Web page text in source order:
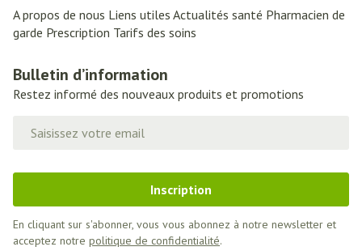
A propos de nous Liens utiles Actualités santé Pharmacien de
garde Prescription Tarifs des soins
Bulletin d’information
Restez informé des nouveaux produits et promotions
Inscription
En cliquant sur s'abonner, vous vous abonnez à notre newsletter et
acceptez notre politique de confidentialité.